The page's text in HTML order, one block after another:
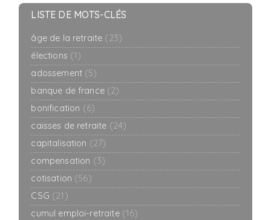
LISTE DE MOTS-CLÉS
âge de la retraite (23)
élections (1)
adossement (5)
banque de france (2)
bonification (6)
caisses de retraite (24)
capitalisation (27)
compensation (3)
cotisation (56)
CSG (21)
cumul emploi-retraite (16)